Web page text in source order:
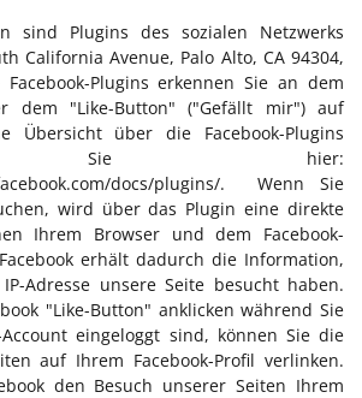
sind Plugins des sozialen Netzwerks
California Avenue, Palo Alto, CA 94304,
Plugins erkennen Sie an dem
dem "Like-Button" ("Gefällt mir") auf
Übersicht über die Facebook-Plugins
Sie hier:
docs/plugins/. Wenn Sie
wird über das Plugin eine direkte
Ihrem Browser und dem Facebook-
erhält dadurch die Information,
Adresse unsere Seite besucht haben.
"Like-Button" anklicken während Sie
eingeloggt sind, können Sie die
auf Ihrem Facebook-Profil verlinken.
den Besuch unserer Seiten Ihrem